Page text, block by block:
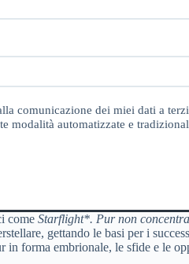
comunicazione dei miei dati a
modalità automatizzate e
come Starflight*. Pur non
gettando le basi per i
forma embrionale, le sfide e le